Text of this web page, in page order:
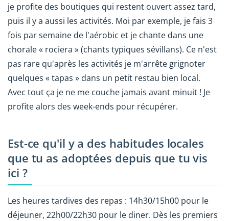
je profite des boutiques qui restent ouvert assez tard,
puis il y a aussi les activités. Moi par exemple, je fais 3
fois par semaine de l'aérobic et je chante dans une
chorale « rociera » (chants typiques sévillans). Ce n'est
pas rare qu'après les activités je m'arrête grignoter
quelques « tapas » dans un petit restau bien local.
Avec tout ça je ne me couche jamais avant minuit ! Je
profite alors des week-ends pour récupérer.
Est-ce qu'il y a des habitudes locales
que tu as adoptées depuis que tu vis
ici ?
Les heures tardives des repas : 14h30/15h00 pour le
déjeuner, 22h00/22h30 pour le diner. Dès les premiers